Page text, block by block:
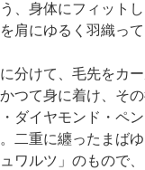
、身体にフィット
肩にゆるく羽織って
分けて、毛先をカ
つて身に着け、そ
ダイヤモンド・ペ
二重に纏ったまば
ワルツ」のもので